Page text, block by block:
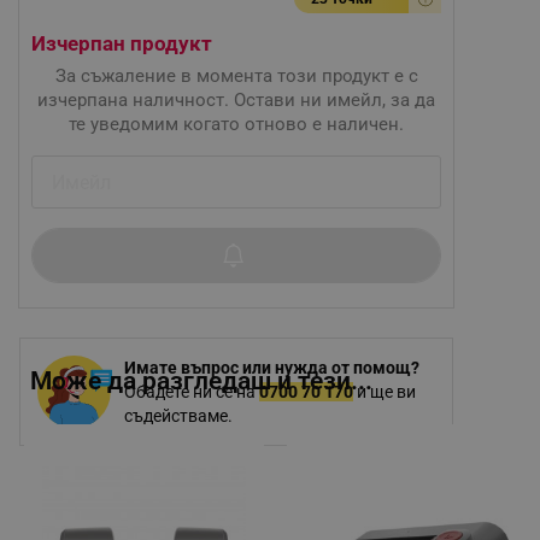
Имате въпрос или нужда от помощ?
Обадете ни се на0700 70 170и ще ви
съдействаме.
Изчерпан продукт
За съжаление в момента този продукт е с
изчерпана наличност. Остави ни имейл, за да
те уведомим когато отново е наличен.
Може да разгледаш и тези...